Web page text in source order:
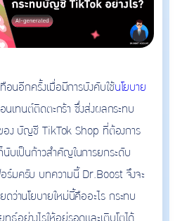
อนอีกครั้งเมื่อมีการบังคับใช้นโยบาย
อนเทนต์ติดตะกร้า ซึ่งส่งผลกระทบ
ของ บัญชี TikTok Shop ที่ต้องการ
บเป็นก้าวสำคัญในการยกระดับ
ร์มครับ บทความนี้ Dr.Boost จึงจะ
ว่านโยบายใหม่นี้คืออะไร กระทบ